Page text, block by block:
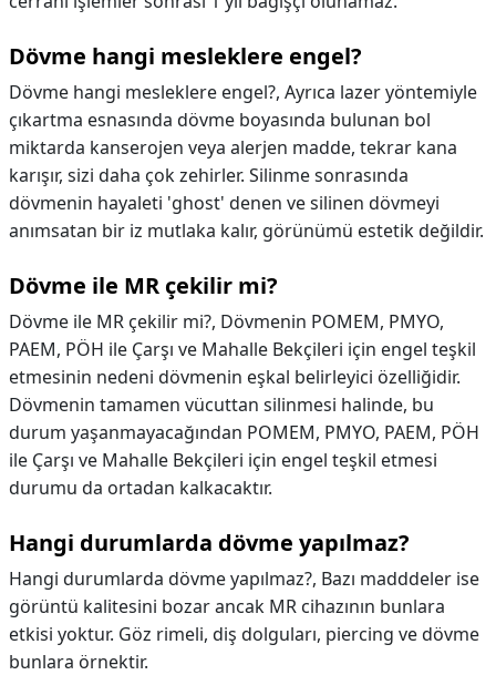
Dövme hangi mesleklere engel?
Dövme hangi mesleklere engel?, Ayrıca lazer yöntemiyle
çıkartma esnasında dövme boyasında bulunan bol
miktarda kanserojen veya alerjen madde, tekrar kana
karışır, sizi daha çok zehirler. Silinme sonrasında
dövmenin hayaleti 'ghost' denen ve silinen dövmeyi
anımsatan bir iz mutlaka kalır, görünümü estetik değildir.
Dövme ile MR çekilir mi?
Dövme ile MR çekilir mi?, Dövmenin POMEM, PMYO,
PAEM, PÖH ile Çarşı ve Mahalle Bekçileri için engel teşkil
etmesinin nedeni dövmenin eşkal belirleyici özelliğidir.
Dövmenin tamamen vücuttan silinmesi halinde, bu
durum yaşanmayacağından POMEM, PMYO, PAEM, PÖH
ile Çarşı ve Mahalle Bekçileri için engel teşkil etmesi
durumu da ortadan kalkacaktır.
Hangi durumlarda dövme yapılmaz?
Hangi durumlarda dövme yapılmaz?, Bazı madddeler ise
görüntü kalitesini bozar ancak MR cihazının bunlara
etkisi yoktur. Göz rimeli, diş dolguları, piercing ve dövme
bunlara örnektir.